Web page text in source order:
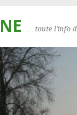
… toute l'info